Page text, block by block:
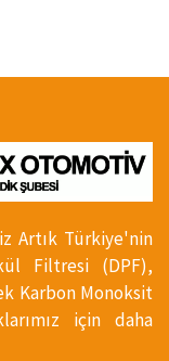
Artık Türkiye'nin
Filtresi (DPF),
Karbon Monoksit
için daha